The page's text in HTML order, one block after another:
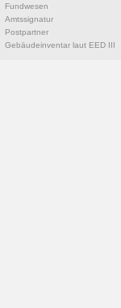
Fundwesen
Amtssignatur
Postpartner
Gebäudeinventar laut EED III